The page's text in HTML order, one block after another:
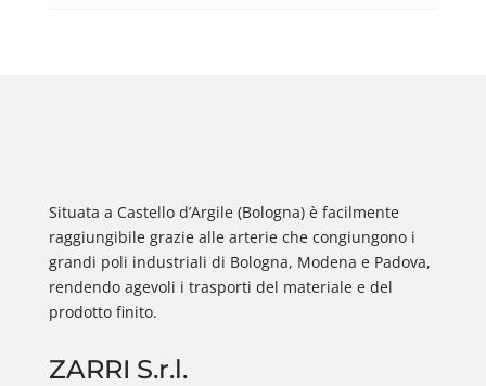
Situata a Castello d’Argile (Bologna) è facilmente
raggiungibile grazie alle arterie che congiungono i
grandi poli industriali di Bologna, Modena e Padova,
rendendo agevoli i trasporti del materiale e del
prodotto finito.
ZARRI S.r.l.